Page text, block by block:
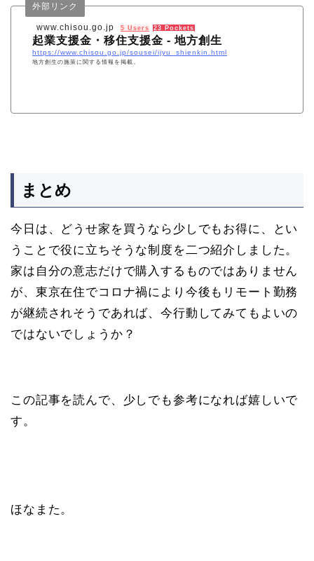
www.chisou.go.jp
外部リンク
5 Users 23 Pockets
起業支援金・移住支援金 - 地方創生
https://www.chisou.go.jp/sousei/ijyu_shienkin.html
地方創生の施策に関する情報を掲載。
まとめ
今日は、どうせ家を買うなら少しでもお得に、とい
うことで役に立ちそうな制度を二つ紹介しました。
家は自分の意志だけで購入するものではありません
が、東京在住でコロナ禍により今後もリモート勤務
が継続されそうであれば、今行動してみてもよいの
ではないでしょうか？
この記事を読んで、少しでも参考になれば嬉しいで
す。
ほなまた。